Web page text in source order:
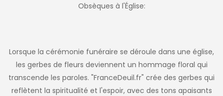
Obsèques à l'Église:
Lorsque la cérémonie funéraire se déroule dans une église,
les gerbes de fleurs deviennent un hommage floral qui
transcende les paroles. "FranceDeuil.fr" crée des gerbes qui
reflètent la spiritualité et l'espoir, avec des tons apaisants